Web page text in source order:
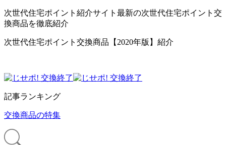
次世代住宅ポイント紹介サイト最新の次世代住宅ポイント交
換商品を徹底紹介
次世代住宅ポイント交換商品【2020年版】紹介
記事ランキング
交換商品の特集